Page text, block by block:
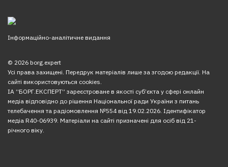
Інформаційно-аналітичне видання
© 2026 borg.expert
Усі права захищені. Передрук матеріалів лише за згодою редакції. На
сайті використовуються cookies.
ІА “БОРГ.ЕКСПЕРТ” зареєстроване в якості суб’єкта у сфері онлайн
медіа відповідно до рішення Національної ради України з питань
телебачення та радіомовлення №554 від 19.02.2026. Ідентифікатор
медіа R40-06939. Матеріали на сайті призначені для осіб від 21-
річного віку.